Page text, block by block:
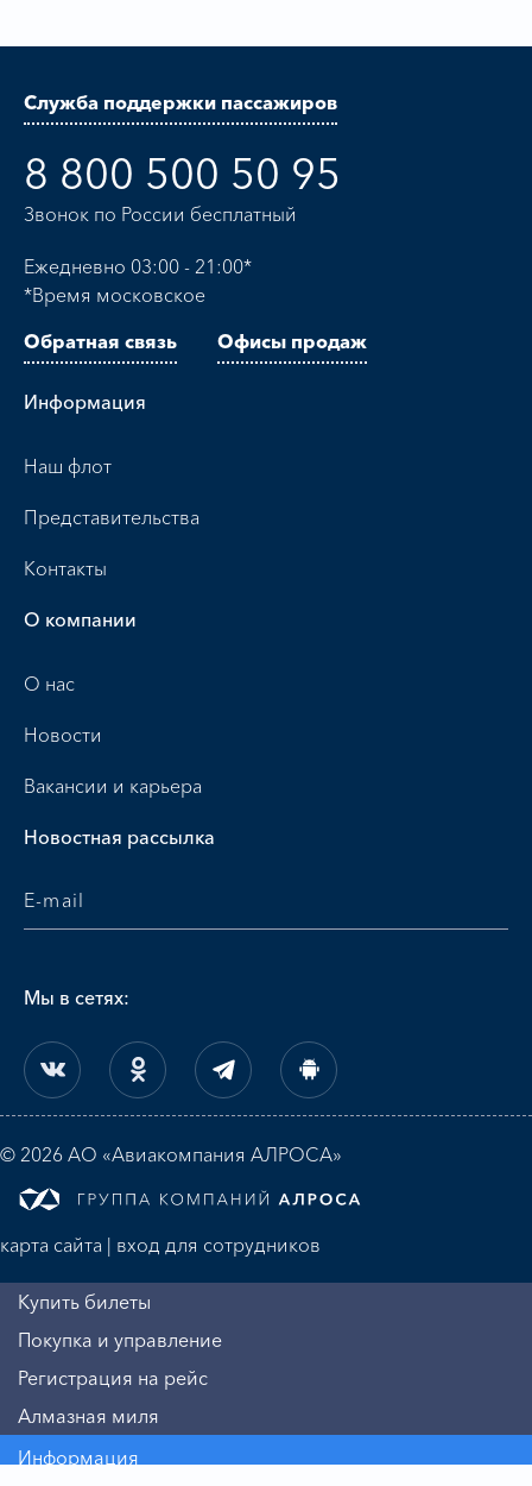
Служба поддержки пассажиров
8 800 500 50 95
Звонок по России бесплатный
Ежедневно 03:00 - 21:00*
*Время московское
Обратная связь
Офисы продаж
Информация
Наш флот
Представительства
Контакты
О компании
О нас
Новости
Вакансии и карьера
Новостная рассылка
Мы в сетях:
© 2026 АО «Авиакомпания АЛРОСА»
карта сайта | вход для сотрудников
Купить билеты
Покупка и управление
Регистрация на рейс
Алмазная миля
Информация